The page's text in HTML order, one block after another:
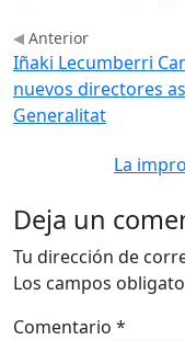
Anterior
Iñaki Lecumberri
nuevos directores
Generalitat
La
Deja un
Tu dirección de
Los campos
Comentario *